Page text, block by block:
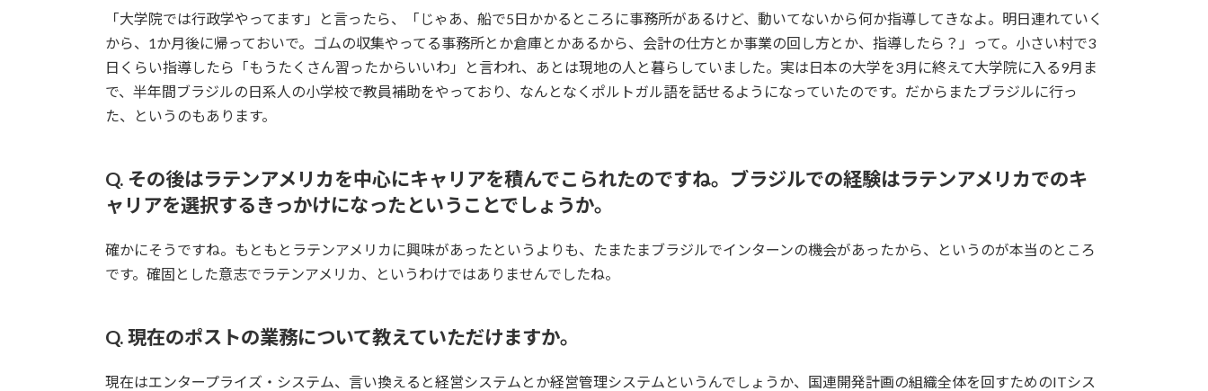
「大学院では行政学やってます」と言ったら、「じゃあ、船で5日かかるところに事務所があるけど、動いてないから何か指導してきなよ。明日連れていく
から、1か月後に帰っておいで。ゴムの収集やってる事務所とか倉庫とかあるから、会計の仕方とか事業の回し方とか、指導したら？」って。小さい村で3
日くらい指導したら「もうたくさん習ったからいいわ」と言われ、あとは現地の人と暮らしていました。実は日本の大学を3月に終えて大学院に入る9月ま
で、半年間ブラジルの日系人の小学校で教員補助をやっており、なんとなくポルトガル語を話せるようになっていたのです。だからまたブラジルに行っ
た、というのもあります。
Q. その後はラテンアメリカを中心にキャリアを積んでこられたのですね。ブラジルでの経験はラテンアメリカでのキ
ャリアを選択するきっかけになったということでしょうか。
確かにそうですね。もともとラテンアメリカに興味があったというよりも、たまたまブラジルでインターンの機会があったから、というのが本当のところ
です。確固とした意志でラテンアメリカ、というわけではありませんでしたね。
Q. 現在のポストの業務について教えていただけますか。
現在はエンタープライズ・システム、言い換えると経営システムとか経営管理システムというんでしょうか、国連開発計画の組織全体を回すためのITシス